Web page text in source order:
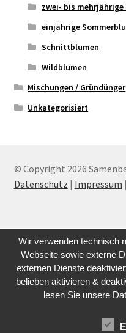
zwei- bis mehrjährige
einjährige
Schnittblumen
Wildblumen
Mischungen / Gründünger
Unkategorisiert
© Copyright 2026
Datenschutz | Impressum |
Wir verwenden technisch
Webseite sowie externe
externen Dienste
belieben aktivieren &
lesen Sie unsere